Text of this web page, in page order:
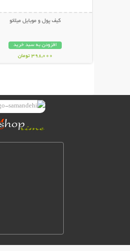
کیف پول و موبایل میلانو
افزودن به سبد خرید
398,000 تومان